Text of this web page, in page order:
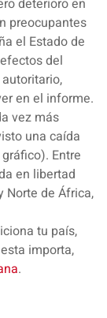
preocupantes
el Estado de
del
en el informe.
vez más
una caída
Entre
en libertad
Norte de África,
tu país,
importa,
.